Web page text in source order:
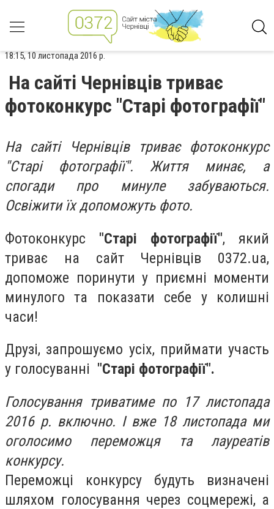
18:15, 10 листопада 2016 р.
На сайті Чернівців триває
фотоконкурс "Старі фотографії"
На сайті Чернівців триває фотоконкурс
"Старі фотографії". Життя минає, а
спогади про минуле забуваються.
Освіжити їх допоможуть фото.
Фотоконкурс "Старі фотографії", який
триває на сайт Чернівців 0372.ua,
допоможе поринути у приємні моменти
минулого та показати себе у колишні
часи!
Друзі, запрошуємо усіх, приймати участь
у голосуванні "Старі фотографії".
Голосування триватиме по 17 листопада
2016 р. включно. І вже 18 листопада ми
оголосимо переможця та лауреатів
конкурсу.
Переможці конкурсу будуть визначені
шляхом голосування через соцмережі, а